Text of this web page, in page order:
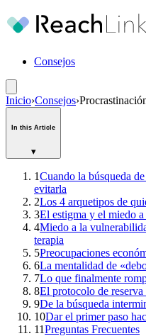
Consejos
Inicio›Consejos›
In this Article
▾
1Cuando la búsqueda
evitarla
2Los 4 arquetipos de
3El estigma y el miedo
4Miedo a la
terapia
5Preocupaciones
6La mentalidad de
7Lo que finalmente
8El protocolo de reserva
9De la búsqueda
10Dar el primer paso
11Preguntas Frecuentes